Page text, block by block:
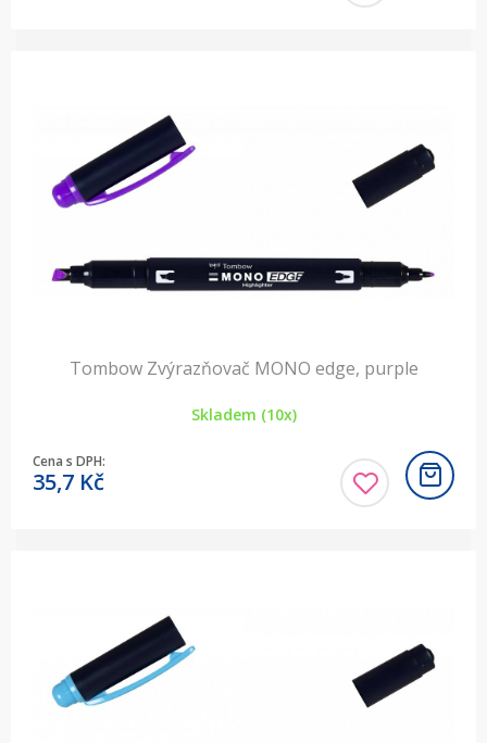
Tombow Zvýrazňovač MONO edge, purple
Skladem (10x)
Cena s DPH:
35,7 Kč